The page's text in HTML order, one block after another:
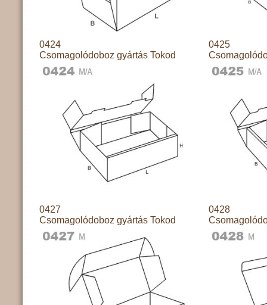
0424
Csomagolódoboz gyártás Tokod
0425
0427
Csomagolódoboz gyártás Tokod
0428